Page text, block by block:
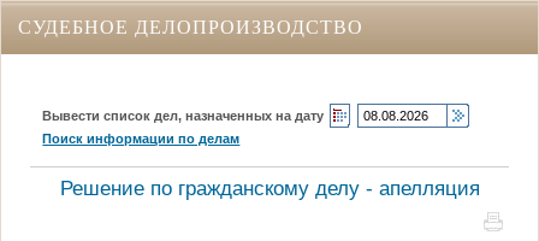
СУДЕБНОЕ ДЕЛОПРОИЗВОДСТВО
Вывести список дел, назначенных на дату
Поиск информации по делам
Решение по гражданскому делу - апелляция